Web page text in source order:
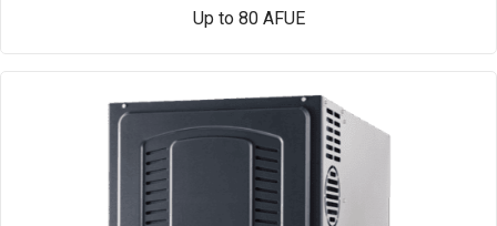
Up to 80 AFUE